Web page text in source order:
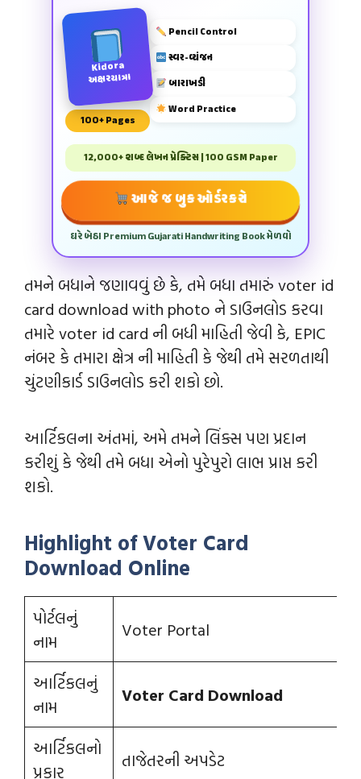
Kidora
અક્ષરયાત્રા
100+ Pages
Pencil Control
સ્વર-વ્યંજન
બારાખડી
Word Practice
12,000+ શબ્દ લેખન પ્રેક્ટિસ | 100 GSM Paper
આજે જ બુક ઓર્ડર કરો
ઘરે બેઠા Premium Gujarati Handwriting Book મેળવો
તમને બધાને જણાવવું છે કે, તમે બધા તમારું voter id
card download with photo ને ડાઉનલોડ કરવા
તમારે voter id card ની બધી માહિતી જેવી કે, EPIC
નંબર કે તમારા ક્ષેત્ર ની માહિતી કે જેથી તમે સરળતાથી
ચુંટણીકાર્ડ ડાઉનલોડ કરી શકો છો.
આર્ટિકલના અંતમાં, અમે તમને લિંક્સ પણ પ્રદાન
કરીશું કે જેથી તમે બધા એનો પુરેપુરો લાભ પ્રાપ્ત કરી
શકો.
Highlight of Voter Card
Download Online
પોર્ટલનું
નામ
Voter Portal
આર્ટિકલનું
નામ
Voter Card Download
આર્ટિકલનો
પ્રકાર
તાજેતરની અપડેટ